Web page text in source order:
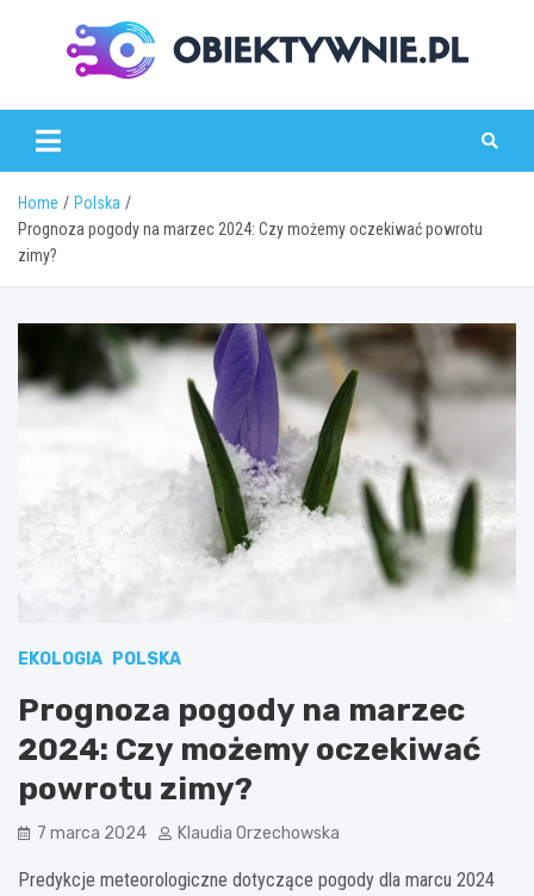
obiektywnie.pl
Home
Polska
Prognoza pogody na marzec 2024: Czy możemy oczekiwać powrotu
zimy?
EKOLOGIA POLSKA
Prognoza pogody na marzec
2024: Czy możemy oczekiwać
powrotu zimy?
7 marca 2024 Klaudia Orzechowska
Predykcje meteorologiczne dotyczące pogody dla marcu 2024